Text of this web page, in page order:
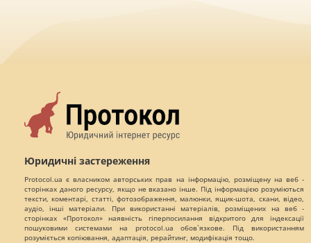
Юридичні застереження
Protocol.ua є власником авторських прав на інформацію, розміщену на веб -
сторінках даного ресурсу, якщо не вказано інше. Під інформацією розуміються
тексти, коментарі, статті, фотозображення, малюнки, ящик-шота, скани, відео,
аудіо, інші матеріали. При використанні матеріалів, розміщених на веб -
сторінках «Протокол» наявність гіперпосилання відкритого для індексації
пошуковими системами на protocol.ua обов`язкове. Під використанням
розуміється копіювання, адаптація, рерайтинг, модифікація тощо.